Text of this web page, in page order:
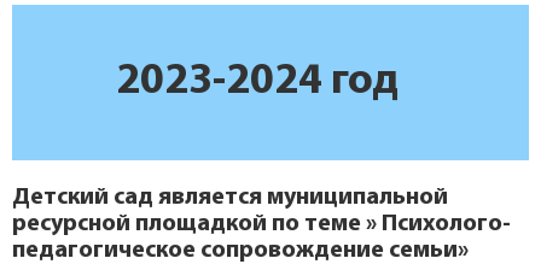
2023-2024 год
Детский сад является муниципальной
ресурсной площадкой по теме » Психолого-
педагогическое сопровождение семьи»